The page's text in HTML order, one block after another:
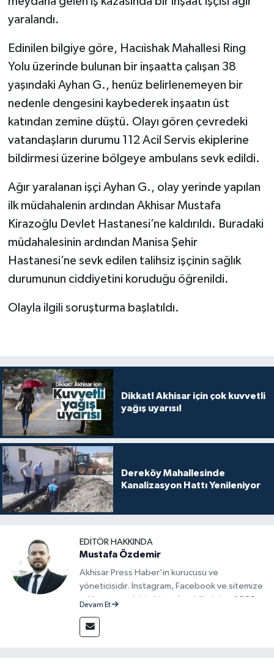
yaralandı.
Edinilen bilgiye göre, Hacıishak Mahallesi Ring
Yolu üzerinde bulunan bir inşaatta çalışan 38
yaşındaki Ayhan G., henüz belirlenemeyen bir
nedenle dengesini kaybederek inşaatın üst
katından zemine düştü. Olayı gören çevredeki
vatandaşların durumu 112 Acil Servis ekiplerine
bildirmesi üzerine bölgeye ambulans sevk edildi.
Ağır yaralanan işçi Ayhan G., olay yerinde yapılan
ilk müdahalenin ardından Akhisar Mustafa
Kirazoğlu Devlet Hastanesi’ne kaldırıldı. Buradaki
müdahalesinin ardından Manisa Şehir
Hastanesi’ne sevk edilen talihsiz işçinin sağlık
durumunun ciddiyetini koruduğu öğrenildi.
Olayla ilgili soruşturma başlatıldı.
Dikkat! Akhisar için çok kuvvetli
yağış uyarısı!
Dereköy Mahallesinde
Kanalizasyon Hattı Yenileniyor
EDITÖR HAKKINDA
Mustafa Özdemir
Akhisar Press Haber'in kurucusu ve
yöneticisidir. İnstagram, Facebook ve sitemize
reklam vermek için bize ulaşabilirsiniz - 0555
Devam Et
Yerel Haber
Ülke
Etiketler